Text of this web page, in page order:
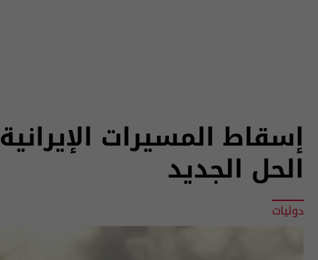
الحل الجديد
دوليات